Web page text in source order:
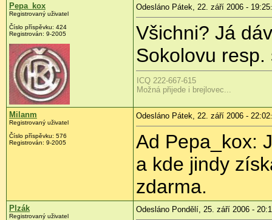
Pepa_kox
Registrovaný uživatel
Číslo příspěvku: 424
Registrován: 9-2005
Odesláno Pátek, 22. září 2006 - 19:25
Všichni? Já
Sokolovu
ICQ 222-667-615
Možná přijede i brejlovec...
Milanm
Registrovaný uživatel
Číslo příspěvku: 576
Registrován: 9-2005
Odesláno Pátek, 22. září 2006 - 22:02
Ad Pepa_kox:
a kde jindy
zdarma.
Plzák
Registrovaný uživatel
Odesláno Pondělí, 25. září 2006 -